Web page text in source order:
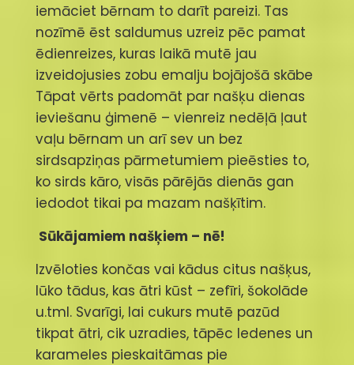
iemāciet bērnam to darīt pareizi. Tas
nozīmē ēst saldumus uzreiz pēc pamat
ēdienreizes, kuras laikā mutē jau
izveidojusies zobu emalju bojājošā skābe
Tāpat vērts padomāt par našķu dienas
ieviešanu ģimenē – vienreiz nedēļā ļaut
vaļu bērnam un arī sev un bez
sirdsapziņas pārmetumiem pieēsties to,
ko sirds kāro, visās pārējās dienās gan
iedodot tikai pa mazam našķītim.
Sūkājamiem našķiem – nē!
Izvēloties končas vai kādus citus našķus,
lūko tādus, kas ātri kūst – zefīri, šokolāde
u.tml. Svarīgi, lai cukurs mutē pazūd
tikpat ātri, cik uzradies, tāpēc ledenes un
karameles pieskaitāmas pie